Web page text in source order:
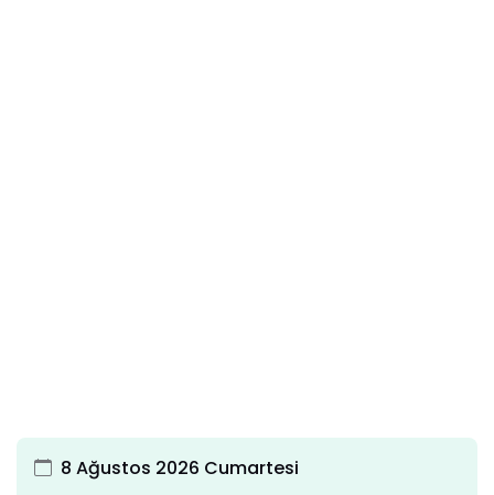
8 Ağustos 2026 Cumartesi